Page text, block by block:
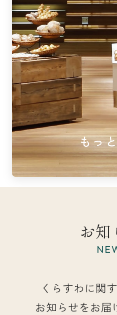
もっ
お知
くらすわに関
お知らせをお届